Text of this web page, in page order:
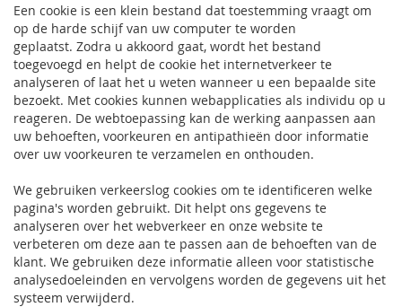
Een cookie is een klein bestand dat toestemming vraagt ​​om
op de harde schijf van uw computer te worden
geplaatst. Zodra u akkoord gaat, wordt het bestand
toegevoegd en helpt de cookie het internetverkeer te
analyseren of laat het u weten wanneer u een bepaalde site
bezoekt. Met cookies kunnen webapplicaties als individu op u
reageren. De webtoepassing kan de werking aanpassen aan
uw behoeften, voorkeuren en antipathieën door informatie
over uw voorkeuren te verzamelen en onthouden.
We gebruiken verkeerslog cookies om te identificeren welke
pagina's worden gebruikt. Dit helpt ons gegevens te
analyseren over het webverkeer en onze website te
verbeteren om deze aan te passen aan de behoeften van de
klant. We gebruiken deze informatie alleen voor statistische
analysedoeleinden en vervolgens worden de gegevens uit het
systeem verwijderd.